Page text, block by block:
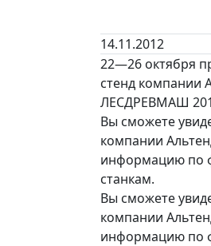
14.11.2012
22—26 октября
стенд компании
ЛЕСДРЕВМАШ
Вы сможете
компании
информацию по
станкам.
Вы сможете
компании
информацию по